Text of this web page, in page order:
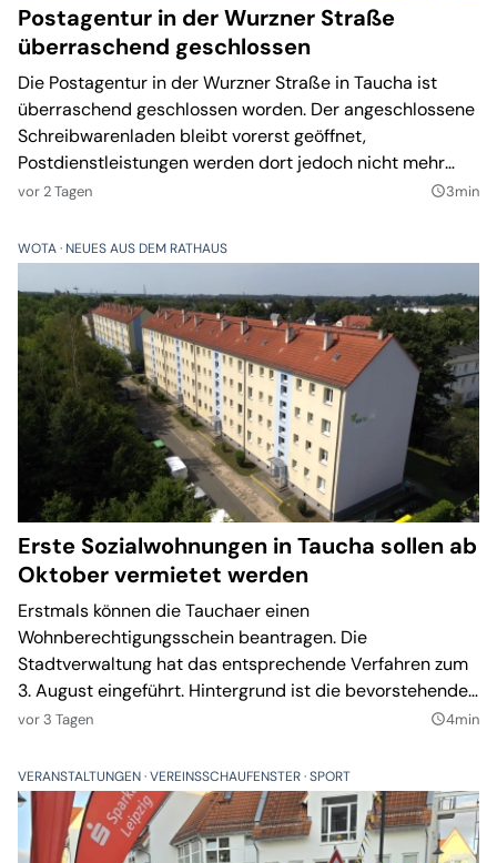
Postagentur in der Wurzner Straße
überraschend geschlossen
Die Postagentur in der Wurzner Straße in Taucha ist
überraschend geschlossen worden. Der angeschlossene
Schreibwarenladen bleibt vorerst geöffnet,
Postdienstleistungen werden dort jedoch nicht mehr
angeboten.
vor 2 Tagen query_builder3min
WOTA NEUES AUS DEM RATHAUS
Erste Sozialwohnungen in Taucha sollen ab
Oktober vermietet werden
Erstmals können die Tauchaer einen
Wohnberechtigungsschein beantragen. Die
Stadtverwaltung hat das entsprechende Verfahren zum
3. August eingeführt. Hintergrund ist die bevorstehende
Fertigstellung der ersten öffentlich geförderten
vor 3 Tagen query_builder4min
VERANSTALTUNGEN VEREINSSCHAUFENSTER SPORT